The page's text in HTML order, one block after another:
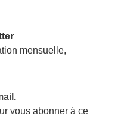
mensuelle,
vous abonner à ce